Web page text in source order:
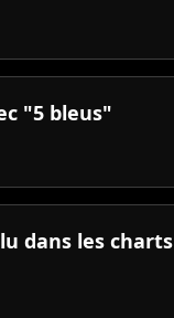
"5 bleus"
dans les charts